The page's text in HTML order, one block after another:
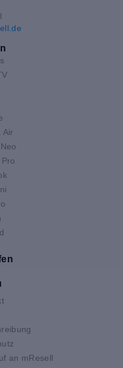
Air
an mResell